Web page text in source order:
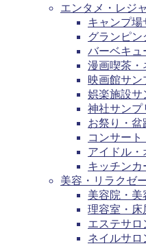
エンタメ・レジ
キャンプ場
グランピン
バーベキュ
漫画喫茶・
映画館サン
娯楽施設サ
神社サンプ
お祭り・
コンサー
アイドル
キッチンカ
美容・リラクゼ
美容院・
理容室・床
エステサロ
ネイルサロ